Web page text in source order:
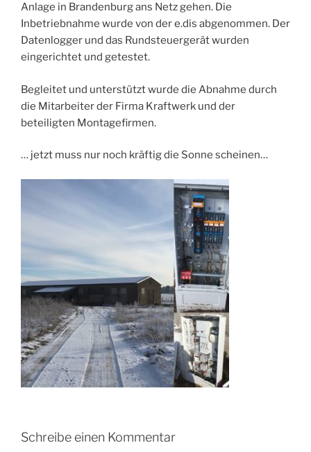
Anlage in Brandenburg ans Netz gehen. Die
Inbetriebnahme wurde von der e.dis abgenommen. Der
Datenlogger und das Rundsteuergerät wurden
eingerichtet und getestet.
Begleitet und unterstützt wurde die Abnahme durch
die Mitarbeiter der Firma Kraftwerk und der
beteiligten Montagefirmen.
… jetzt muss nur noch kräftig die Sonne scheinen…
Schreibe einen Kommentar